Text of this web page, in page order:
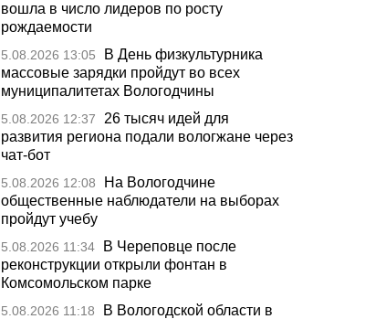
вошла в число лидеров по росту
рождаемости
5.08.2026 13:05
В День физкультурника
массовые зарядки пройдут во всех
муниципалитетах Вологодчины
5.08.2026 12:37
26 тысяч идей для
развития региона подали вологжане через
чат-бот
5.08.2026 12:08
На Вологодчине
общественные наблюдатели на выборах
пройдут учебу
5.08.2026 11:34
В Череповце после
реконструкции открыли фонтан в
Комсомольском парке
5.08.2026 11:18
В Вологодской области в